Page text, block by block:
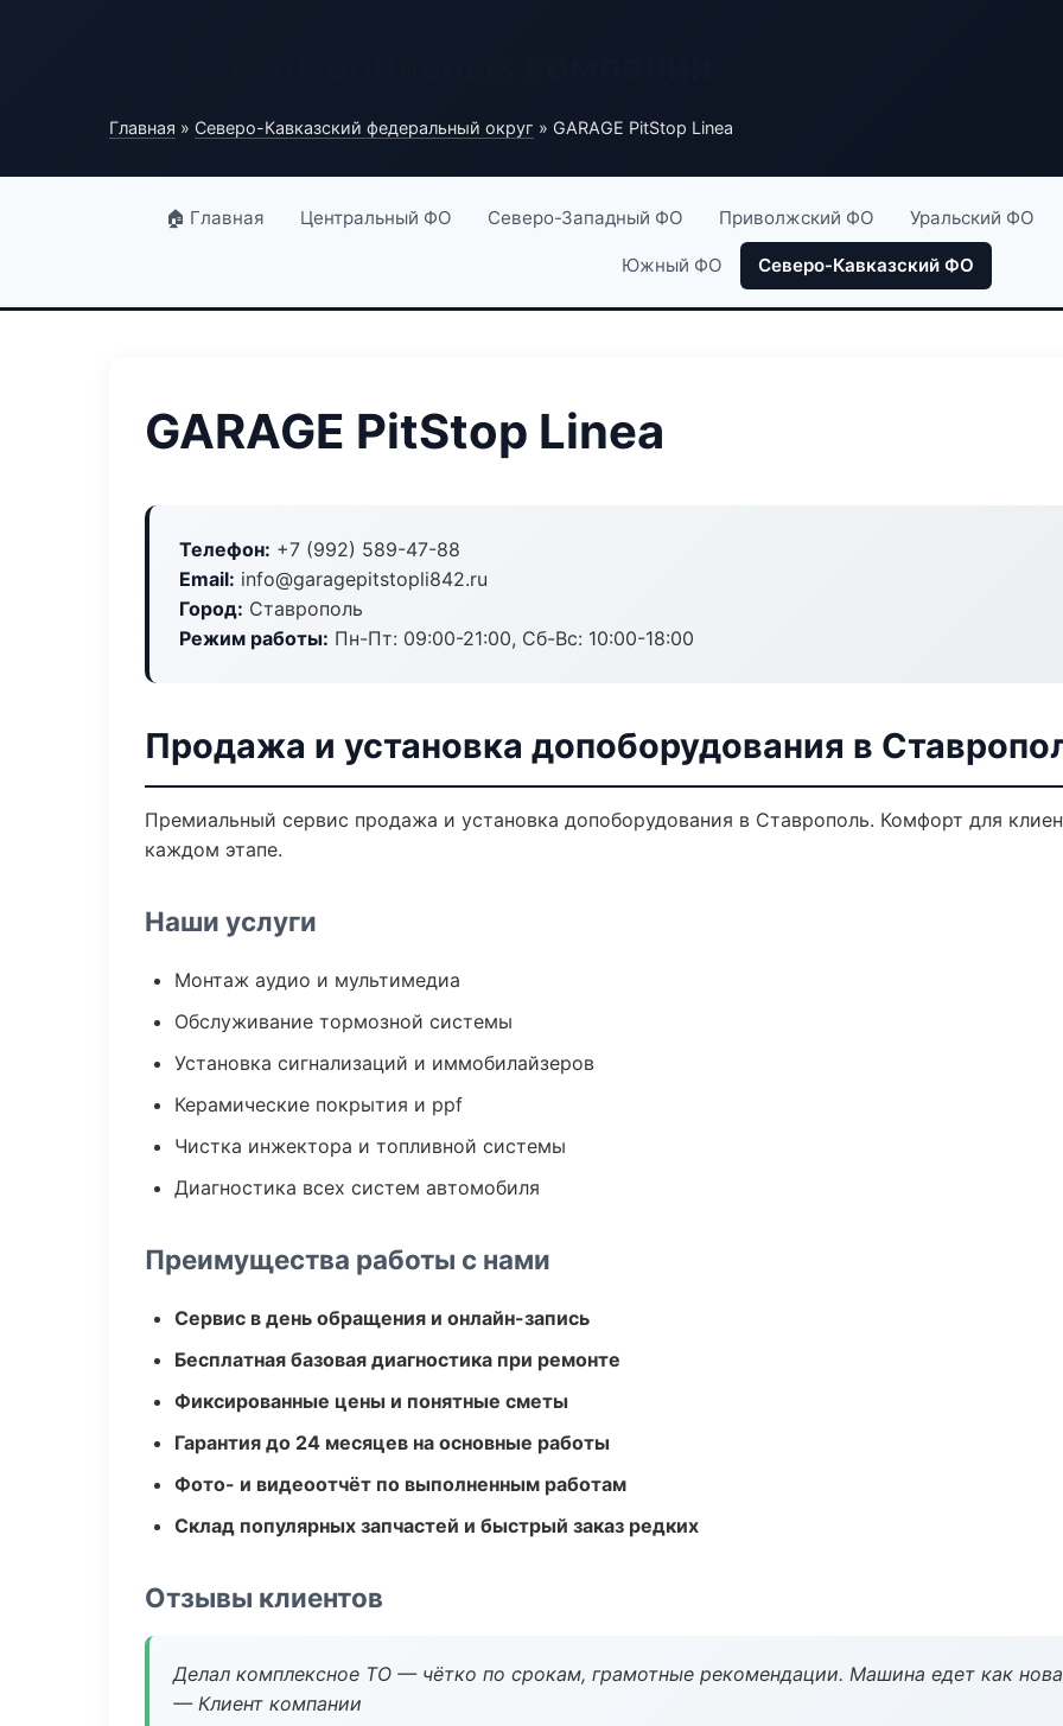
Главная » Северо-Кавказский федеральный округ » GARAGE PitStop Linea
🏠 Главная Центральный ФО Северо-Западный ФО Приволжский ФО Уральский ФО
Южный ФО Северо-Кавказский ФО
GARAGE PitStop Linea
Телефон: +7 (992) 589-47-88
Email: info@garagepitstopli842.ru
Город: Ставрополь
Режим работы: Пн-Пт: 09:00-21:00, Сб-Вс: 10:00-18:00
Продажа и установка допоборудования в
Премиальный сервис продажа и установка допоборудования в Ставрополь. Комфорт для
каждом этапе.
Наши услуги
Монтаж аудио и мультимедиа
Обслуживание тормозной системы
Установка сигнализаций и иммобилайзеров
Керамические покрытия и ppf
Чистка инжектора и топливной системы
Диагностика всех систем автомобиля
Преимущества работы с нами
Сервис в день обращения и онлайн-запись
Бесплатная базовая диагностика при ремонте
Фиксированные цены и понятные сметы
Гарантия до 24 месяцев на основные работы
Фото- и видеоотчёт по выполненным работам
Склад популярных запчастей и быстрый заказ редких
Отзывы клиентов
Делал комплексное ТО — чётко по срокам, грамотные рекомендации. Машина едет как
— Клиент компании